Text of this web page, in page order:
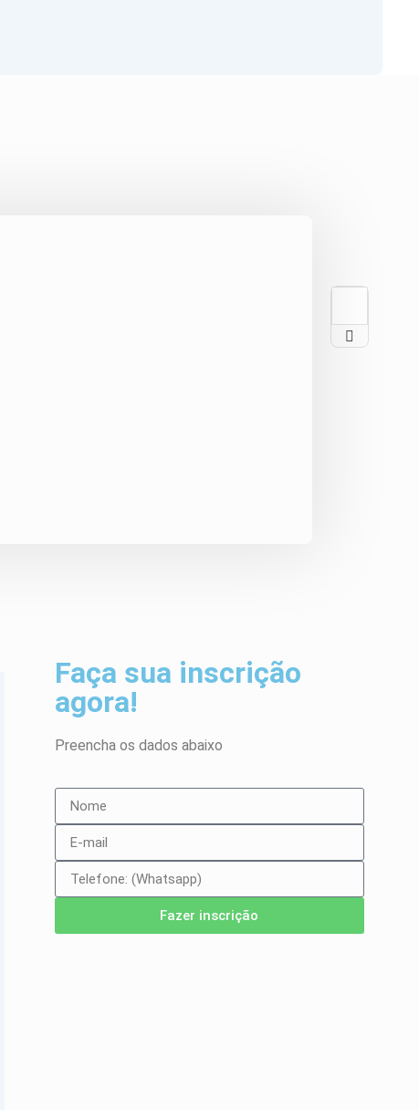
Faça sua inscrição
agora!
Preencha os dados abaixo
Fazer inscrição